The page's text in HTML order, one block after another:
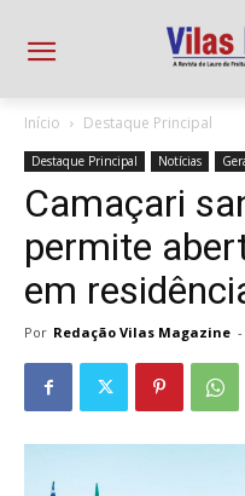
Início Destaque Principal
Destaque Principal Notícias
Camaçari
permite
em
Por Redação Vilas Magazine -